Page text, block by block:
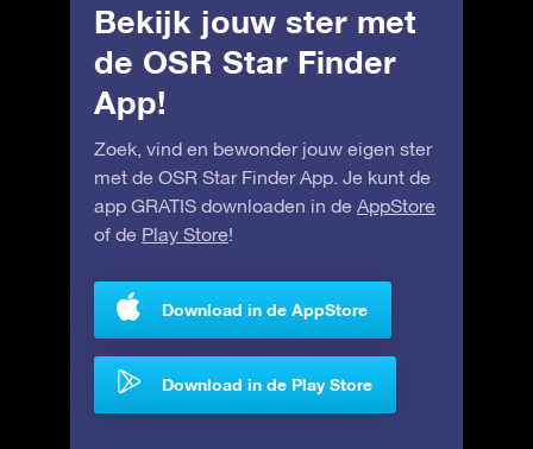
Bekijk jouw ster met
de OSR Star Finder
App!
Zoek, vind en bewonder jouw eigen ster
met de OSR Star Finder App. Je kunt de
app GRATIS downloaden in de AppStore
of de Play Store!
Download in de AppStore
Download in de Play Store